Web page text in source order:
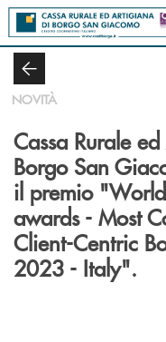
Salta al contenuto principale
NOVITÀ
Cassa Rurale
Borgo San
il premio
awards - Most
Client-Centric
2023 - Italy".